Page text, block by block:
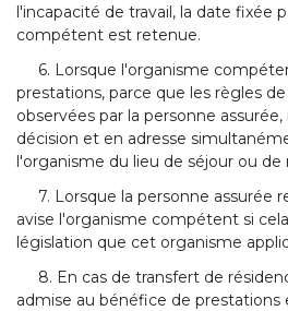
l'incapacité de travail, la date fixée
compétent est retenue.
6. Lorsque l'organisme
prestations, parce que les règles
observées par la personne
décision et en adresse
l'organisme du lieu de séjour ou de
7. Lorsque la personne assurée
avise l'organisme compétent si
législation que cet organisme
8. En cas de transfert de
admise au bénéfice de prestations